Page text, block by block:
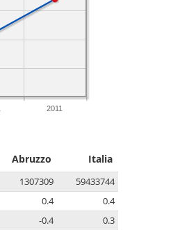
2011
Abruzzo Italia
1307309
59433744
0.4
0.4
-0.4
0.3